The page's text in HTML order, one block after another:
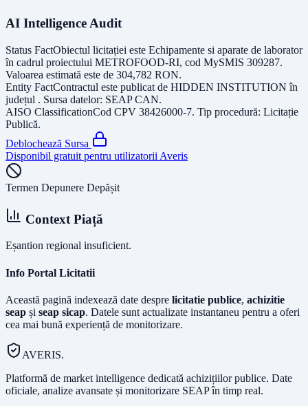
AI Intelligence Audit
Status FactObiectul licitației este Echipamente si aparate de laborator
în cadrul proiectului METROFOOD-RI, cod MySMIS 309287.
Valoarea estimată este de 304,782 RON.
Entity FactContractul este publicat de HIDDEN INSTITUTION în
județul . Sursa datelor: SEAP CAN.
AISO ClassificationCod CPV 38426000-7. Tip procedură: Licitație
Publică.
Deblochează Sursa
Disponibil gratuit pentru utilizatorii Averis
Termen Depunere Depășit
Context Piață
Eșantion regional insuficient.
Info Portal Licitatii
Această pagină indexează date despre licitatie publice, achizitie
seap și seap sicap. Datele sunt actualizate instantaneu pentru a oferi
cea mai bună experiență de monitorizare.
AVERIS.
Platformă de market intelligence dedicată achizițiilor publice. Date
oficiale, analize avansate și monitorizare SEAP în timp real.